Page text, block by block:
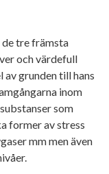
de tre främsta
och värdefull
grunden till hans
inom
som
former av stress
mm men även